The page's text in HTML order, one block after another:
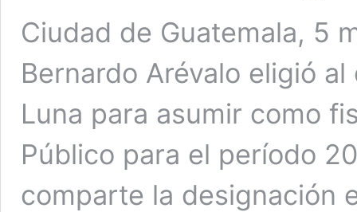
Ciudad de Guatemala, 5
Bernardo Arévalo eligió
Luna para asumir como
Público para el período
comparte la designación